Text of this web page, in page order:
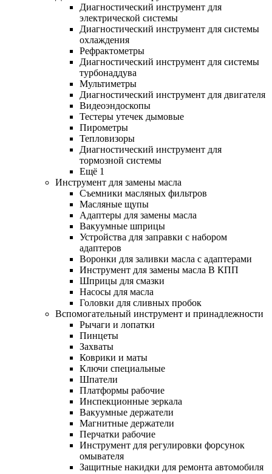
Диагностический инструмент для
электрической системы
Диагностический инструмент для системы
охлаждения
Рефрактометры
Диагностический инструмент для системы
турбонаддува
Мультиметры
Диагностический инструмент для двигателя
Видеоэндоскопы
Тестеры утечек дымовые
Пирометры
Тепловизоры
Диагностический инструмент для
тормозной системы
Ещё 1
Инструмент для замены масла
Съемники масляных фильтров
Масляные щупы
Адаптеры для замены масла
Вакуумные шприцы
Устройства для заправки с набором
адаптеров
Воронки для заливки масла с адаптерами
Инструмент для замены масла В КПП
Шприцы для смазки
Насосы для масла
Головки для сливных пробок
Вспомогательный инструмент и принадлежности
Рычаги и лопатки
Пинцеты
Захваты
Коврики и маты
Ключи специальные
Шпатели
Платформы рабочие
Инспекционные зеркала
Вакуумные держатели
Магнитные держатели
Перчатки рабочие
Инструмент для регулировки форсунок
омывателя
Защитные накидки для ремонта автомобиля